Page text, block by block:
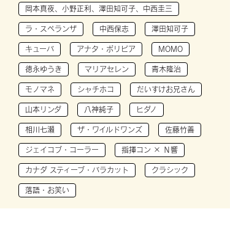
岡本真夜、小野正利、澤田知可子、中西圭三
ラ・スペランザ 中西保志 澤田知可子
キューバ アナタ・ボリビア MOMO
徳永ゆうき マリアセレン 青木隆治
モノマネ シャチホコ だいすけお兄さん
山本リンダ 八神純子 ヒダノ
相川七瀬 ザ・ワイルドワンズ 佐藤竹善
ジェイコブ・コーラー 指揮コン × Ｎ響
カナダ スティーブ・バラカット クラシック
落語・お笑い